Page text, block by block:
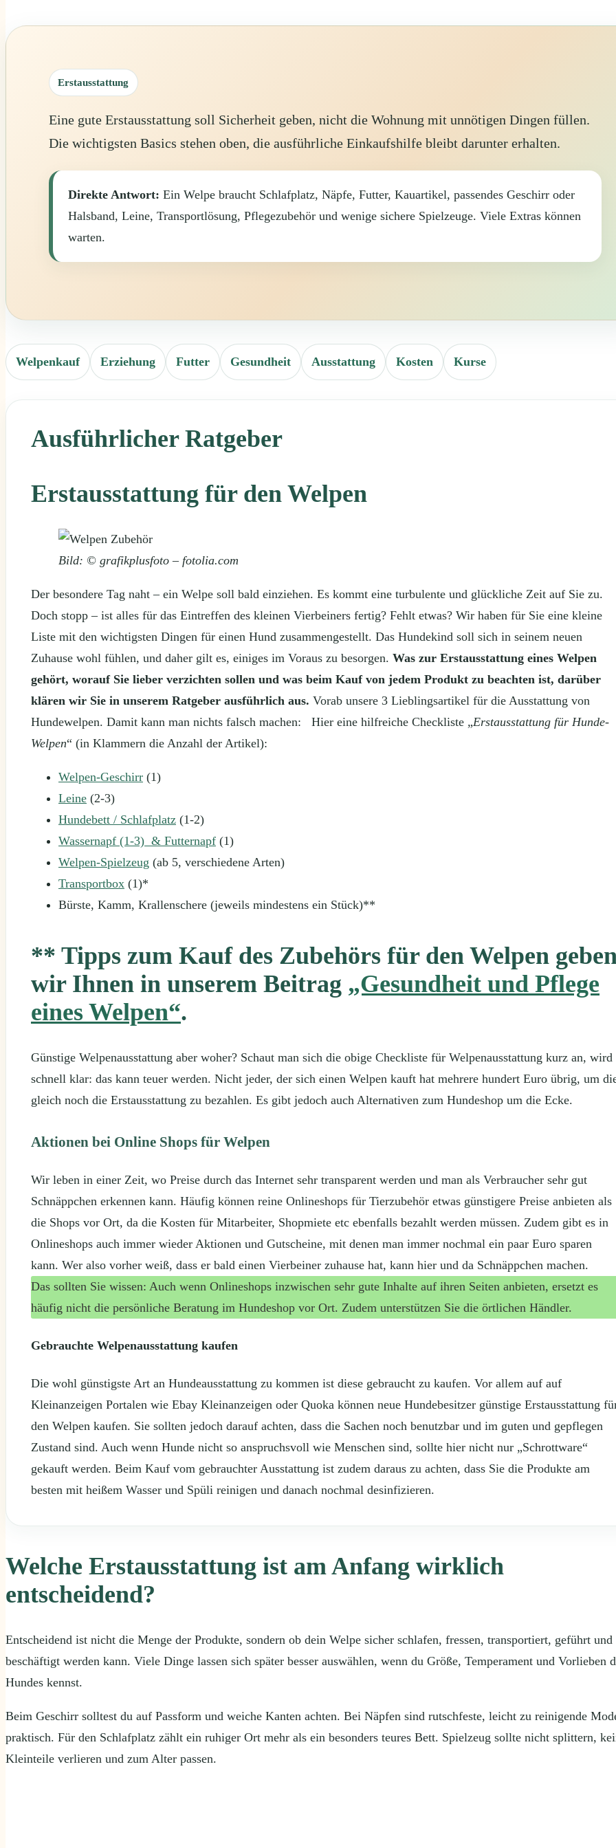
Erstausstattung
Eine gute Erstausstattung soll Sicherheit geben, nicht die Wohnung mit unnötigen Dingen füllen.
Die wichtigsten Basics stehen oben, die ausführliche Einkaufshilfe bleibt darunter erhalten.
Direkte Antwort: Ein Welpe braucht Schlafplatz, Näpfe, Futter, Kauartikel, passendes Geschirr oder
Halsband, Leine, Transportlösung, Pflegezubehör und wenige sichere Spielzeuge. Viele Extras können
warten.
Welpenkauf Erziehung Futter Gesundheit Ausstattung Kosten Kurse
Ausführlicher Ratgeber
Erstausstattung für den Welpen
Bild: © grafikplusfoto – fotolia.com
Der besondere Tag naht – ein Welpe soll bald einziehen. Es kommt eine turbulente und glückliche Zeit auf Sie zu.
Doch stopp – ist alles für das Eintreffen des kleinen Vierbeiners fertig? Fehlt etwas? Wir haben für Sie eine kleine
Liste mit den wichtigsten Dingen für einen Hund zusammengestellt. Das Hundekind soll sich in seinem neuen
Zuhause wohl fühlen, und daher gilt es, einiges im Voraus zu besorgen. Was zur Erstausstattung eines Welpen
gehört, worauf Sie lieber verzichten sollen und was beim Kauf von jedem Produkt zu beachten ist, darüber
klären wir Sie in unserem Ratgeber ausführlich aus. Vorab unsere 3 Lieblingsartikel für die Ausstattung von
Hundewelpen. Damit kann man nichts falsch machen: Hier eine hilfreiche Checkliste „Erstausstattung für Hunde-
Welpen“ (in Klammern die Anzahl der Artikel):
Welpen-Geschirr (1)
Leine (2-3)
Hundebett / Schlafplatz (1-2)
Wassernapf (1-3) & Futternapf (1)
Welpen-Spielzeug (ab 5, verschiedene Arten)
Transportbox (1)*
Bürste, Kamm, Krallenschere (jeweils mindestens ein Stück)**
** Tipps zum Kauf des Zubehörs für den Welpen
wir Ihnen in unserem Beitrag „Gesundheit und Pflege
eines Welpen“.
Günstige Welpenausstattung aber woher? Schaut man sich die obige Checkliste für Welpenausstattung kurz an, wird
schnell klar: das kann teuer werden. Nicht jeder, der sich einen Welpen kauft hat mehrere hundert Euro übrig, um
gleich noch die Erstausstattung zu bezahlen. Es gibt jedoch auch Alternativen zum Hundeshop um die Ecke.
Aktionen bei Online Shops für Welpen
Wir leben in einer Zeit, wo Preise durch das Internet sehr transparent werden und man als Verbraucher sehr gut
Schnäppchen erkennen kann. Häufig können reine Onlineshops für Tierzubehör etwas günstigere Preise anbieten als
die Shops vor Ort, da die Kosten für Mitarbeiter, Shopmiete etc ebenfalls bezahlt werden müssen. Zudem gibt es in
Onlineshops auch immer wieder Aktionen und Gutscheine, mit denen man immer nochmal ein paar Euro sparen
kann. Wer also vorher weiß, dass er bald einen Vierbeiner zuhause hat, kann hier und da Schnäppchen machen.
Das sollten Sie wissen: Auch wenn Onlineshops inzwischen sehr gute Inhalte auf ihren Seiten anbieten, ersetzt es
häufig nicht die persönliche Beratung im Hundeshop vor Ort. Zudem unterstützen Sie die örtlichen Händler.
Gebrauchte Welpenausstattung kaufen
Die wohl günstigste Art an Hundeausstattung zu kommen ist diese gebraucht zu kaufen. Vor allem auf auf
Kleinanzeigen Portalen wie Ebay Kleinanzeigen oder Quoka können neue Hundebesitzer günstige Erstausstattung
den Welpen kaufen. Sie sollten jedoch darauf achten, dass die Sachen noch benutzbar und im guten und gepflegen
Zustand sind. Auch wenn Hunde nicht so anspruchsvoll wie Menschen sind, sollte hier nicht nur „Schrottware“
gekauft werden. Beim Kauf vom gebrauchter Ausstattung ist zudem daraus zu achten, dass Sie die Produkte am
besten mit heißem Wasser und Spüli reinigen und danach nochmal desinfizieren.
Welche Erstausstattung ist am Anfang wirklich
entscheidend?
Entscheidend ist nicht die Menge der Produkte, sondern ob dein Welpe sicher schlafen, fressen, transportiert, geführt und
beschäftigt werden kann. Viele Dinge lassen sich später besser auswählen, wenn du Größe, Temperament und Vorlieben
Hundes kennst.
Beim Geschirr solltest du auf Passform und weiche Kanten achten. Bei Näpfen sind rutschfeste, leicht zu reinigende
praktisch. Für den Schlafplatz zählt ein ruhiger Ort mehr als ein besonders teures Bett. Spielzeug sollte nicht splittern,
Kleinteile verlieren und zum Alter passen.